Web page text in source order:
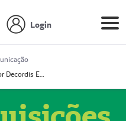
Login
Prestador Decordis Exames Cardiológicos LTDA (51004347-4)